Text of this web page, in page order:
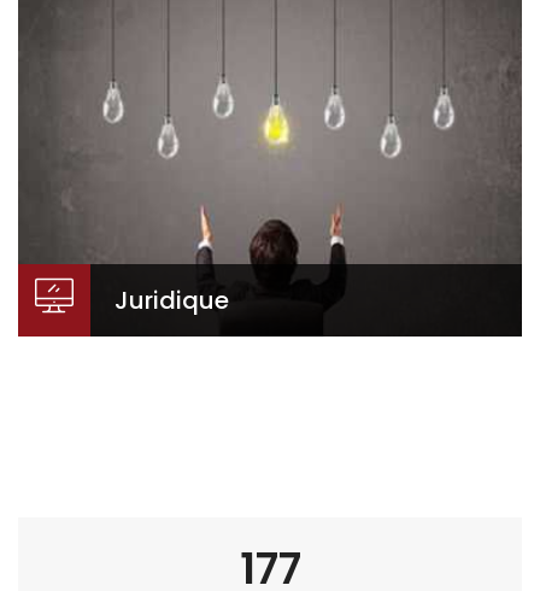
Nous vous proposons un service spécialisé afin de
vous sécuriser au maximum dans ce domaine très
technique. Nos conseils et notre assistance sont
Juridique
l'opération fiscalement la plus avantageuse, ainsi
187